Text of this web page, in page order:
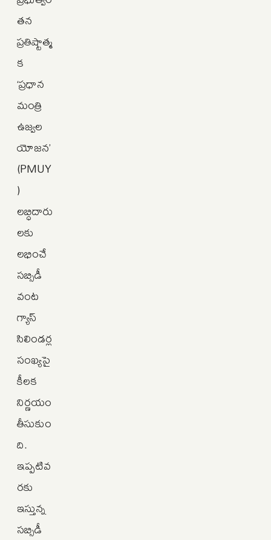
తన
ప్రతిష్టాత్మ
క
‘ప్రధాన
మంత్రి
ఉజ్వల
యోజన’
(PMUY
)
లబ్ధిదారు
లకు
లభించే
సబ్సిడీ
వంట
గ్యాస్
సిలిండర్ల
సంఖ్యపై
కీలక
నిర్ణయం
తీసుకుం
ది.
ఇప్పటివ
రకు
ఇస్తున్న
సబ్సిడీ